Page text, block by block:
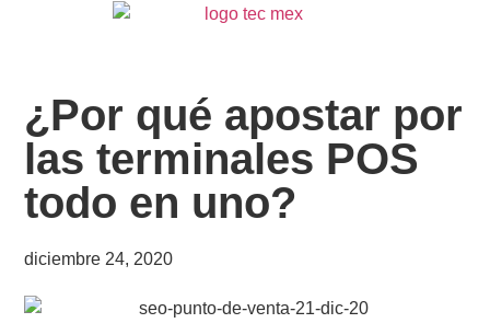
¿Por qué apostar por
las terminales POS
todo en uno?
diciembre 24, 2020